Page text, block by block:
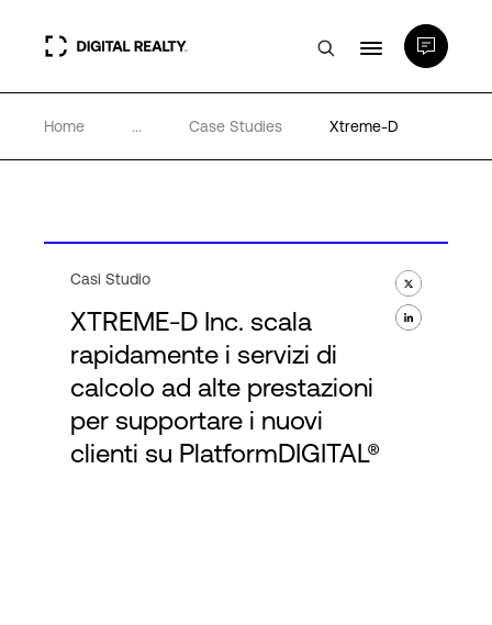
Data center
Partner
Competenze e Risorse
Chi Siamo
Home ... Case Studies Xtreme-D
Casi Studio
XTREME-D Inc. scala
rapidamente i servizi di
calcolo ad alte prestazioni
per supportare i nuovi
clienti su PlatformDIGITAL®